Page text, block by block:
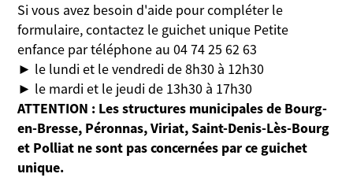
Si vous avez besoin d'aide pour compléter le
formulaire, contactez le guichet unique Petite
enfance par téléphone au 04 74 25 62 63
► le lundi et le vendredi de 8h30 à 12h30
► le mardi et le jeudi de 13h30 à 17h30
ATTENTION : Les structures municipales de Bourg-
en-Bresse, Péronnas, Viriat, Saint-Denis-Lès-Bourg
et Polliat ne sont pas concernées par ce guichet
unique.